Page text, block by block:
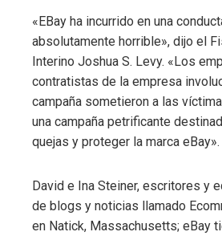
«EBay ha incurrido en una
absolutamente horrible», dijo el
Interino Joshua S. Levy. «Los
contratistas de la empresa
campaña sometieron a las
una campaña petrificante
quejas y proteger la marca eBay».
David e Ina Steiner, escritores y
de blogs y noticias llamado
en Natick, Massachusetts; eBay